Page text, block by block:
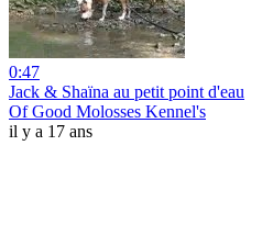
0:47
Jack & Shaïna au petit point d'eau
Of Good Molosses Kennel's
il y a 17 ans